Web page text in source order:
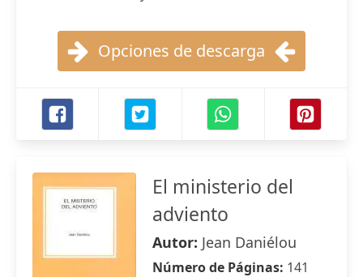
Opciones de descarga
El ministerio del
adviento
Autor: Jean Daniélou
Número de Páginas: 141